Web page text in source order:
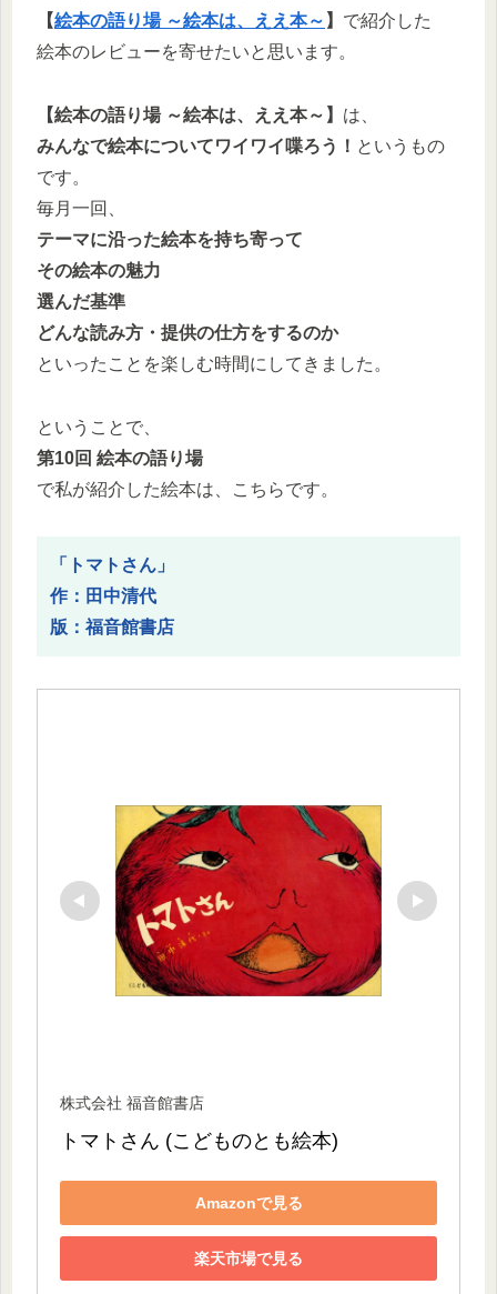
【絵本の語り場 ～絵本は、ええ本～ 】 で紹介した
絵本のレビューを寄せたいと思います。
【絵本の語り場 ～絵本は、ええ本～】 は、
みんなで絵本についてワイワイ喋ろう！ というもの
です。
毎月一回、
テーマに沿った絵本を持ち寄って
その絵本の魅力
選んだ基準
どんな読み方・提供の仕方をするのか
といったことを楽しむ時間にしてきました。
ということで、
第10回 絵本の語り場
で私が紹介した絵本は、こちらです。
「トマトさん」
作：田中清代
版：福音館書店
株式会社 福音館書店
トマトさん (こどものとも絵本)
Amazonで見る
楽天市場で見る